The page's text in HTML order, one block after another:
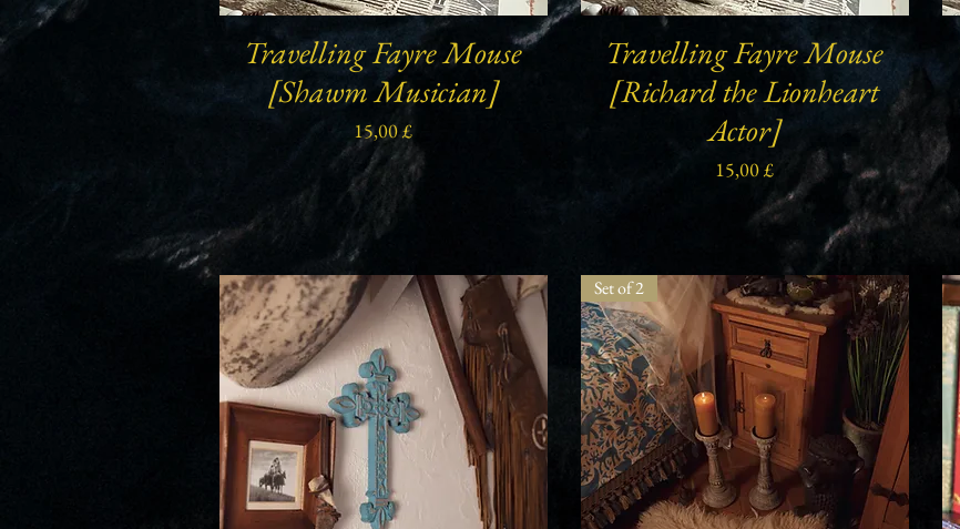
Schnellansicht
Travelling Fayre Mouse
[Shawm Musician]
Preis
15,00 £
Schnellansicht
Travelling Fayre Mouse
[Richard the Lionheart
Actor]
Preis
15,00 £
Set of 2